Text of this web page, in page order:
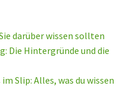
darüber wissen sollten
Die Hintergründe und die
Slip: Alles, was du wissen